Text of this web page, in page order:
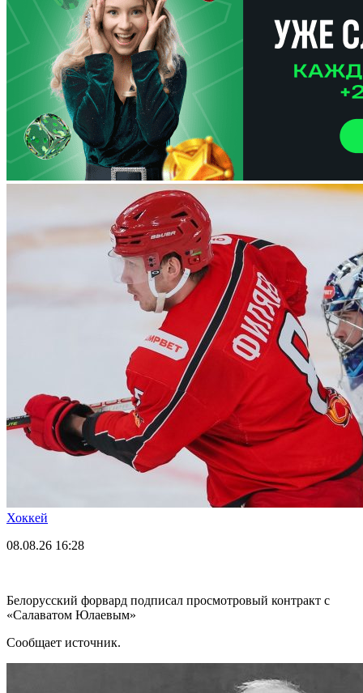
Хоккей
08.08.26 16:28
Белорусский форвард подписал просмотровый контракт с
«Салаватом Юлаевым»
Сообщает источник.